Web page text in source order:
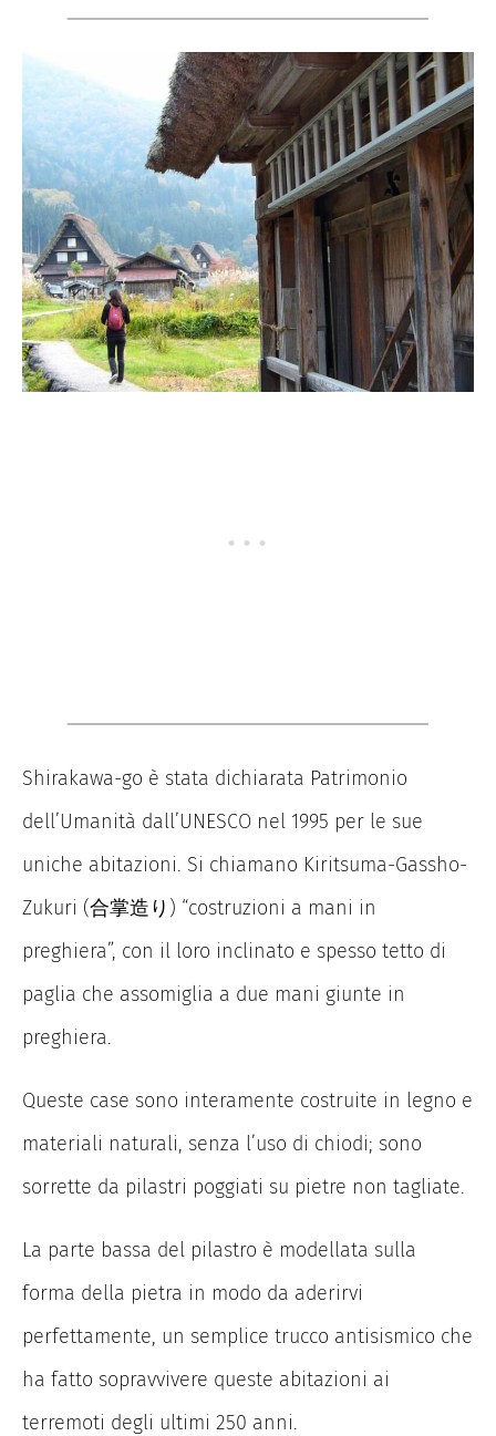
Shirakawa-go è stata dichiarata Patrimonio
dell’Umanità dall’UNESCO nel 1995 per le sue
uniche abitazioni. Si chiamano Kiritsuma-Gassho-
Zukuri (合掌造り) “costruzioni a mani in
preghiera”, con il loro inclinato e spesso tetto di
paglia che assomiglia a due mani giunte in
preghiera.
Queste case sono interamente costruite in legno e
materiali naturali, senza l’uso di chiodi; sono
sorrette da pilastri poggiati su pietre non tagliate.
La parte bassa del pilastro è modellata sulla
forma della pietra in modo da aderirvi
perfettamente, un semplice trucco antisismico che
ha fatto sopravvivere queste abitazioni ai
terremoti degli ultimi 250 anni.